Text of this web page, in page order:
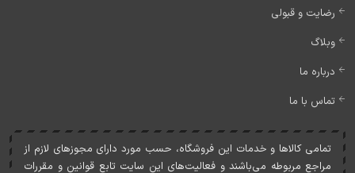
رضایت و قبولی
وبلاگ
درباره ما
تماس با ما
تمامی کالاها و خدمات اين فروشگاه، حسب مورد دارای مجوزهای لازم از
مراجع مربوطه می‌باشند و فعاليت‌های اين سايت تابع قوانين و مقررات